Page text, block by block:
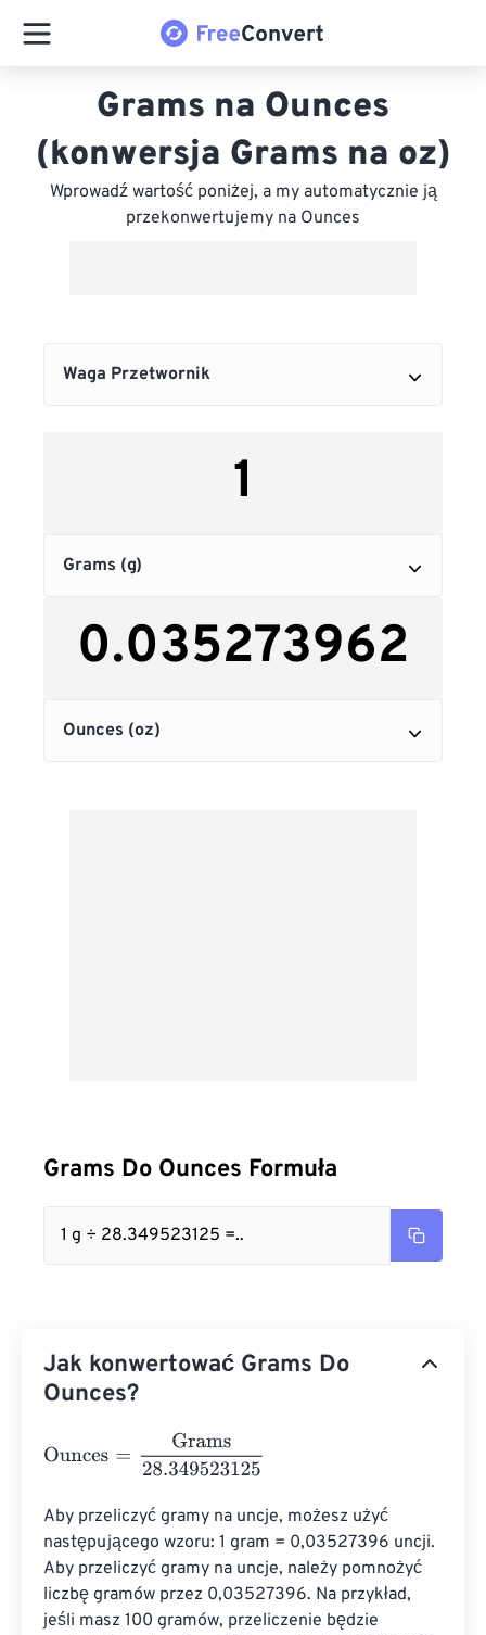
Grams na Ounces
(konwersja Grams na oz)
Wprowadź wartość poniżej, a my automatycznie ją
przekonwertujemy na Ounces
Grams Do Ounces Formuła
1 g ÷ 28.349523125 =..
Jak konwertować Grams Do
Ounces?
Ounces 28.349523125
Aby przeliczyć gramy na uncje, możesz użyć
następującego wzoru: 1 gram = 0,03527396 uncji.
Aby przeliczyć gramy na uncje, należy pomnożyć
liczbę gramów przez 0,03527396. Na przykład,
jeśli masz 100 gramów, przeliczenie będzie